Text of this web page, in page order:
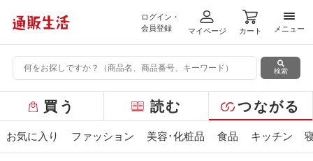
ログイン・
会員登録
マイページ カート
メニ
メニュー
検索
ー
バ
買う 読む つながる
お気に入り ファッション 美容･化粧品 食品 キッチン